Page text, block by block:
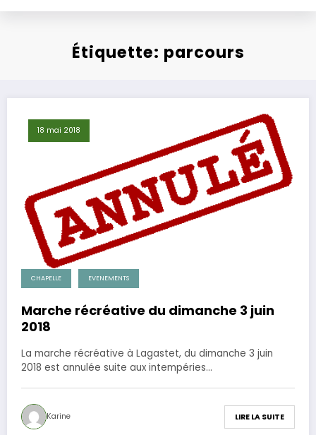
Étiquette: parcours
18 mai 2018
CHAPELLE EVENEMENTS
Marche récréative du dimanche 3 juin
2018
La marche récréative à Lagastet, du dimanche 3 juin
2018 est annulée suite aux intempéries…
Karine LIRE LA SUITE